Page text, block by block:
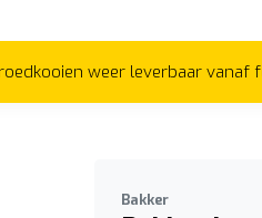
weer leverbaar vanaf
Bakker